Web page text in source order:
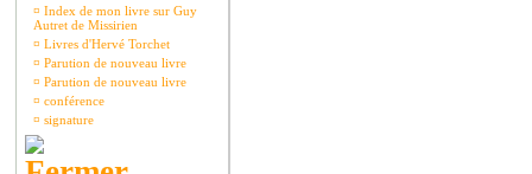
¤ Index de mon livre sur Guy
Autret de Missirien
¤ Livres d'Hervé Torchet
¤ Parution de nouveau livre
¤ Parution de nouveau livre
¤ conférence
¤ signature